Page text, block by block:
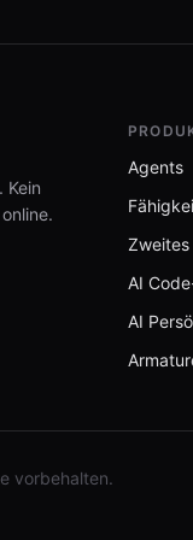
Kein
Agents
Zweites
AI
AI
vorbehalten.